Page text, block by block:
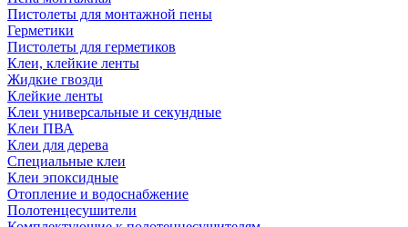
Пистолеты для монтажной пены
Герметики
Пистолеты для герметиков
Клеи, клейкие ленты
Жидкие гвозди
Клейкие ленты
Клеи универсальные и секундные
Клеи ПВА
Клеи для дерева
Специальные клеи
Клеи эпоксидные
Отопление и водоснабжение
Полотенцесушители